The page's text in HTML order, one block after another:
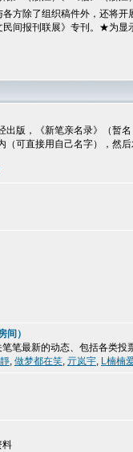
方除了组织稿件外，还将
民间报刊联展》专刊。★为显
出版，《新笔亲名录》（暂
（可直接用自己名字），然
）
笔最新的动态、包括各类
, 做梦都在笑, 亓岚宇, L楠楠
料